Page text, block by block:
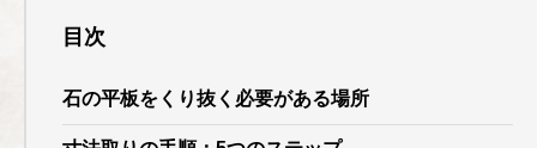
目次
石の平板をくり抜く必要がある場所